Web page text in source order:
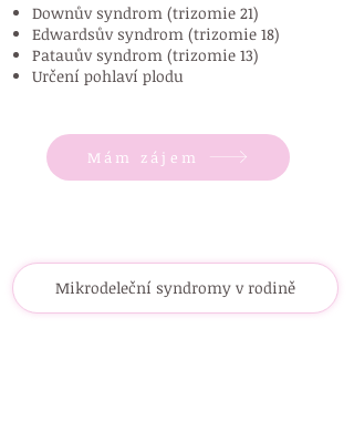
Downův syndrom (trizomie 21)
Edwardsův syndrom (trizomie 18)
Patauův syndrom (trizomie 13)
Určení pohlaví plodu
Mám zájem
Mikrodeleční syndromy v rodině